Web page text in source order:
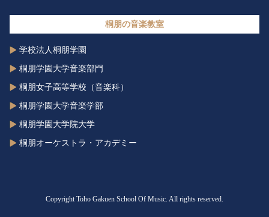
桐朋の音楽教室
学校法人桐朋学園
桐朋学園大学音楽部門
桐朋女子高等学校（音楽科）
桐朋学園大学音楽学部
桐朋学園大学院大学
桐朋オーケストラ・アカデミー
Copyright Toho Gakuen School Of Music. All rights reserved.